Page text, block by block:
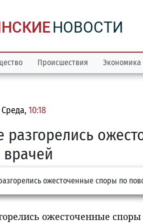
НОВОСТИ
Происшествия Экономика
10:18
разгорелись
ожесточенные